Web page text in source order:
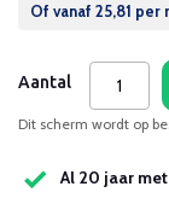
Of vanaf 25,81 per
Aantal
Dit scherm wordt op
Al 20 jaar